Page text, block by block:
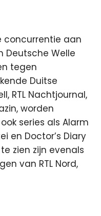
concurrentie aan
Deutsche Welle
tegen
Duitse
RTL Nachtjournal,
worden
series als Alarm
en Doctor’s Diary
zien zijn evenals
van RTL Nord,